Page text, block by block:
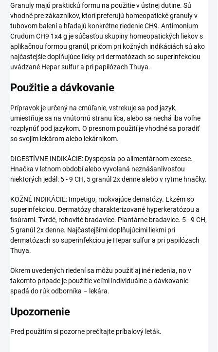
Granuly majú praktickú formu na použitie v ústnej dutine. Sú
vhodné pre zákazníkov, ktorí preferujú homeopatické granuly v
tubovom balení a hľadajú konkrétne riedenie CH9. Antimonium
Crudum CH9 1x4 g je súčasťou skupiny homeopatických liekov s
aplikačnou formou granúl, pričom pri kožných indikáciách sú ako
najčastejšie doplňujúce lieky pri dermatózach so superinfekciou
uvádzané Hepar sulfur a pri papilózach Thuya.
Použitie a dávkovanie
Prípravok je určený na cmúľanie, vstrekuje sa pod jazyk,
umiestňuje sa na vnútornú stranu líca, alebo sa nechá iba voľne
rozplynúť pod jazykom. O presnom použití je vhodné sa poradiť
so svojím lekárom alebo lekárnikom.
DIGESTÍVNE INDIKÁCIE: Dyspepsia po alimentárnom excese.
Hnačka v letnom období alebo vyvolaná neznášanlivosťou
niektorých jedál: 5 - 9 CH, 5 granúl 2x denne alebo v rytme hnačky.
KOŽNÉ INDIKÁCIE: Impetigo, mokvajúce dematózy. Ekzém so
superinfekciou. Dermatózy charakterizované hyperkeratózou a
fisúrami. Tvrdé, rohovité bradavice. Plantárne bradavice. 5 - 9 CH,
5 granúl 2x denne. Najčastejšími doplňujúcimi liekmi pri
dermatózach so superinfekciou je Hepar sulfur a pri papilózach
Thuya.
Okrem uvedených riedení sa môžu použiť aj iné riedenia, no v
takomto prípade je použitie veľmi individuálne a dávkovanie
spadá do rúk odborníka – lekára.
Upozornenie
Pred použitím si pozorne prečítajte príbalový leták.